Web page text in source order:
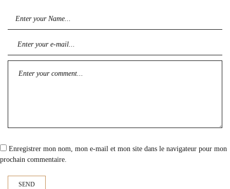
Enregistrer mon nom, mon e-mail et mon site dans le navigateur pour mon
prochain commentaire.